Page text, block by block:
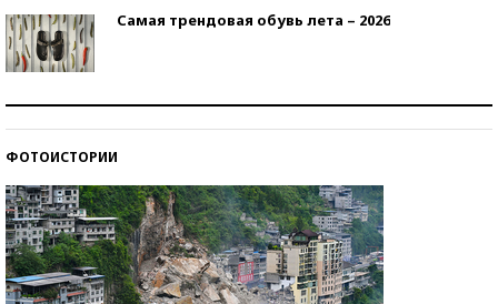
Самая трендовая обувь лета – 2026
ФОТОИСТОРИИ